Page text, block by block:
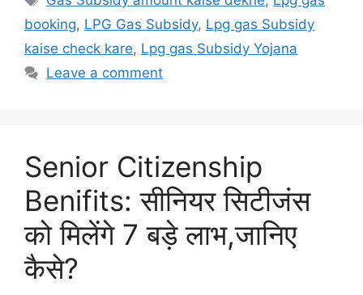
booking, LPG Gas Subsidy, Lpg gas Subsidy
kaise check kare, Lpg gas Subsidy Yojana
Leave a comment
Senior Citizenship
Benifits: सीनियर सिटीजंस
को मिलेंगे 7 बड़े लाभ,जानिए
कैसे?